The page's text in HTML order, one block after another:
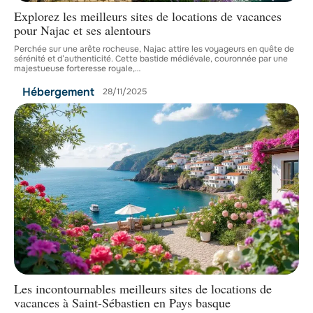
Explorez les meilleurs sites de locations de vacances
pour Najac et ses alentours
Perchée sur une arête rocheuse, Najac attire les voyageurs en quête de
sérénité et d’authenticité. Cette bastide médiévale, couronnée par une
majestueuse forteresse royale,…
Hébergement 28/11/2025
Les incontournables meilleurs sites de locations de
vacances à Saint-Sébastien en Pays basque